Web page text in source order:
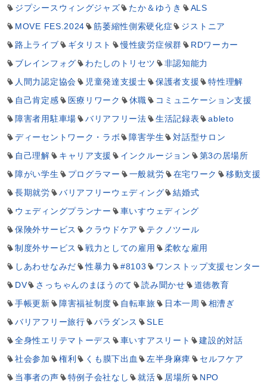
ジプシースウィングジャズ
たか＆ゆうき
ALS
MOVE FES.2024
筋萎縮性側索硬化症
ジストニア
路上ライブ
ギタリスト 慢性疲労症候群
RDワーカー
ブレインフォグ
わたしのトリセツ
非認知能力
人間力認定協会
児童発達支援士 保護者支援
特性理解
自己肯定感
医療リワーク 休職
コミュニケーション支援
障害者用駐車場
バリアフリー法 生活記録表
ableto
ディーセントワーク・ラボ
障害学生
対話型サロン
自己理解
キャリア支援 インクルージョン
第3の居場所
障がい学生
プログラマー 一般就労 在宅ワーク
移動支援
長期就労
バリアフリーウェディング
結婚式
ウェディングプランナー
車いすウェディング
保険外サービス
クラウドケア
テクノツール
制度外サービス
戦力としての雇用
柔軟な雇用
しあわせなみだ
性暴力 #8103
ワンストップ支援センター
DV
さっちゃんのまほうのて 読み聞かせ
道徳教育
手帳更新
障害福祉制度 自転車旅 日本一周
相漕ぎ
バリアフリー旅行
パラダンス
SLE
全身性エリテマトーデス
車いすアスリート
建設的対話
社会参加
権利 くも膜下出血 左半身麻痺
セルフケア
当事者の声
特例子会社なし 就活 居場所
NPO